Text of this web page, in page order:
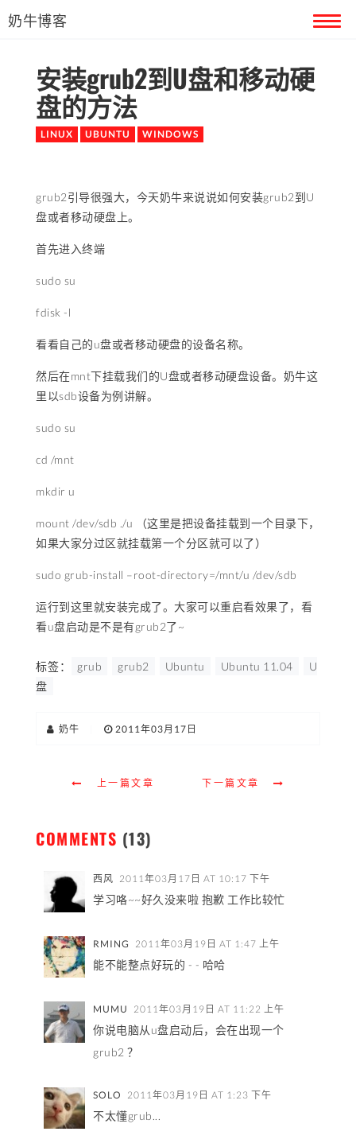
奶牛博客
首页
关于奶牛
安装grub2到U盘和移动硬
盘的方法
LINUX UBUNTU WINDOWS
grub2引导很强大，今天奶牛来说说如何安装grub2到U
盘或者移动硬盘上。
首先进入终端
sudo su
fdisk -l
看看自己的u盘或者移动硬盘的设备名称。
然后在mnt下挂载我们的U盘或者移动硬盘设备。奶牛这
里以sdb设备为例讲解。
sudo su
cd /mnt
mkdir u
mount /dev/sdb ./u （这里是把设备挂载到一个目录下，
如果大家分过区就挂载第一个分区就可以了）
sudo grub-install –root-directory=/mnt/u /dev/sdb
运行到这里就安装完成了。大家可以重启看效果了，看
看u盘启动是不是有grub2了~
标签： grub grub2 Ubuntu Ubuntu 11.04
U
盘
奶牛 2011年03月17日
上一篇文章 下一篇文章
COMMENTS (13)
西风 2011年03月17日 AT 10:17 下午
学习咯~~好久没来啦 抱歉 工作比较忙
RMING 2011年03月19日 AT 1:47 上午
能不能整点好玩的 - - 哈哈
MUMU 2011年03月19日 AT 11:22 上午
你说电脑从u盘启动后，会在出现一个
grub2 ？
SOLO 2011年03月19日 AT 1:23 下午
不太懂grub...